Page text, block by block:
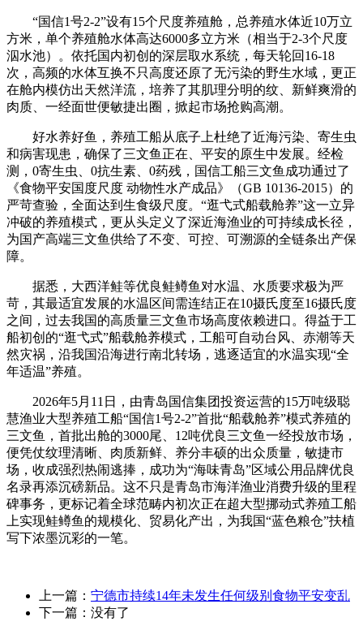
“国信1号2-2”设有15个尺度养殖舱，总养殖水体近10万立
方米，单个养殖舱水体高达6000多立方米（相当于2-3个尺度
泅水池）。依托国内初创的深层取水系统，每天轮回16-18
次，高频的水体互换不只高度还原了无污染的野生水域，更正
在舱内模仿出天然洋流，培养了其肌理分明的纹、新鲜爽滑的
肉质、一经面世便敏捷出圈，掀起市场抢购高潮。
好水养好鱼，养殖工船从底子上杜绝了近海污染、寄生虫
和病害现患，确保了三文鱼正在、平安的原生中发展。经检
测，0寄生虫、0抗生素、0药残，国信工船三文鱼成功通过了
《食物平安国度尺度 动物性水产成品》（GB 10136-2015）的
严苛查验，全面达到生食级尺度。“逛弋式船载舱养”这一立异
冲破的养殖模式，更从头定义了深近海渔业的可持续成长径，
为国产高端三文鱼供给了不变、可控、可溯源的全链条出产保
障。
据悉，大西洋鲑等优良鲑鳟鱼对水温、水质要求极为严
苛，其最适宜发展的水温区间需连结正在10摄氏度至16摄氏度
之间，过去我国的高质量三文鱼市场高度依赖进口。得益于工
船初创的“逛弋式”船载舱养模式，工船可自动台风、赤潮等天
然灾祸，沿我国沿海进行南北转场，逃逐适宜的水温实现“全
年适温”养殖。
2026年5月11日，由青岛国信集团投资运营的15万吨级聪
慧渔业大型养殖工船“国信1号2-2”首批“船载舱养”模式养殖的
三文鱼，首批出舱的3000尾、12吨优良三文鱼一经投放市场，
便凭仗纹理清晰、肉质新鲜、养分丰硕的出众质量，敏捷市
场，收成强烈热闹逃捧，成功为“海味青岛”区域公用品牌优良
名录再添沉磅新品。这不只是青岛市海洋渔业消费升级的里程
碑事务，更标记着全球范畴内初次正在超大型挪动式养殖工船
上实现鲑鳟鱼的规模化、贸易化产出，为我国“蓝色粮仓”扶植
写下浓墨沉彩的一笔。
上一篇： 宁德市持续14年未发生任何级别食物平安变乱
下一篇：没有了